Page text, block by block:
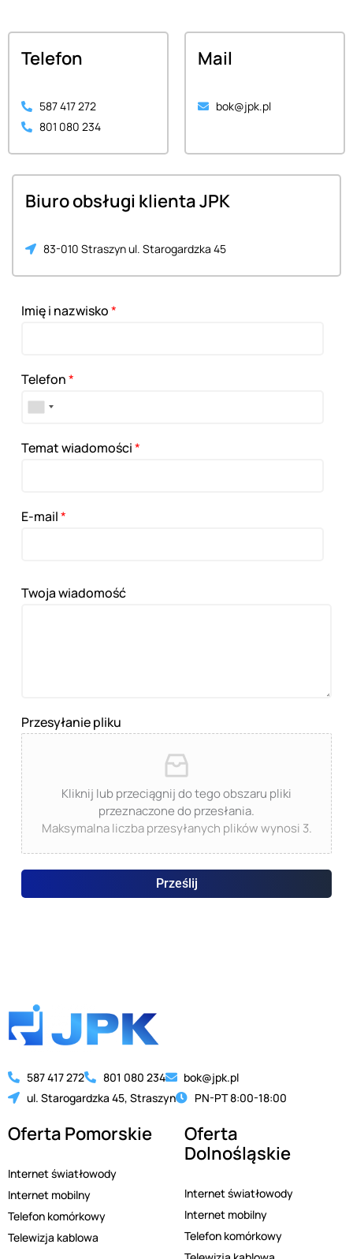
Telefon
587 417 272
801 080 234
Mail
bok@jpk.pl
Biuro obsługi klienta JPK
83-010 Straszyn ul. Starogardzka 45
Imię i nazwisko*
Telefon*
Temat wiadomości*
E-mail*
Twoja wiadomość
Przesyłanie pliku
Kliknij lub przeciągnij do tego obszaru pliki
przeznaczone do przesłania.
Maksymalna liczba przesyłanych plików wynosi 3.
Prześlij
587 417 272 801 080 234
bok@jpk.pl
ul. Starogardzka 45, Straszyn
PN-PT 8:00-18:00
Oferta Pomorskie
Internet światłowody
Internet mobilny
Telefon komórkowy
Telewizja kablowa
Oferta
Dolnośląskie
Internet światłowody
Internet mobilny
Telefon komórkowy